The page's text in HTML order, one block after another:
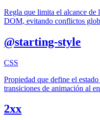
Regla que limita el alcance de
DOM, evitando conflictos
@starting-style
CSS
Propiedad que define el
transiciones de animación al
2xx